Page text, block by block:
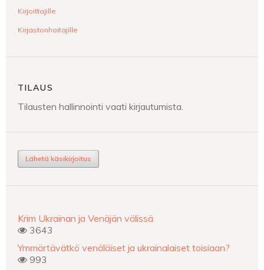
Kirjoittajille
Kirjastonhoitajille
TILAUS
Tilausten hallinnointi vaati kirjautumista.
Lähetä käsikirjoitus
Krim Ukrainan ja Venäjän välissä
3643
Ymmärtävätkö venäläiset ja ukrainalaiset toisiaan?
993